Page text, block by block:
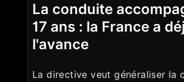
La conduite
17 ans : la France a
l'avance
La directive veut généraliser la